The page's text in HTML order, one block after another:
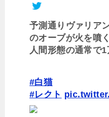
予測通りヴァリア
のオーブが火を噴く
#白猫
#レクト